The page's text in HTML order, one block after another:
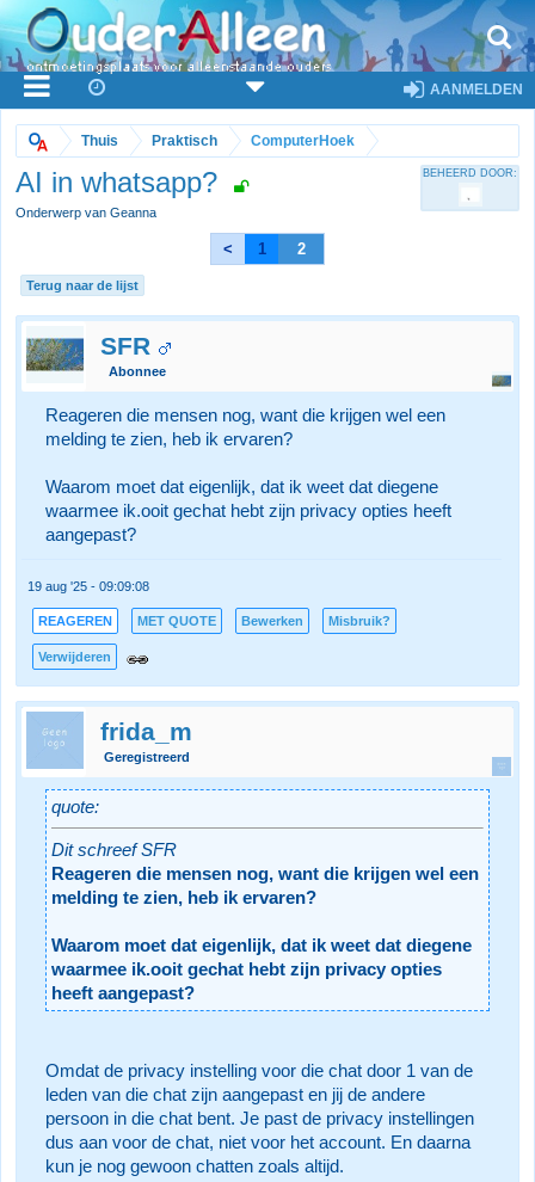
AANMELDEN
Thuis Praktisch ComputerHoek
AI in whatsapp?
Onderwerp van Geanna
BEHEERD DOOR:
< 1 2
Terug naar de lijst
SFR
Abonnee
Reageren die mensen nog, want die krijgen wel een
melding te zien, heb ik ervaren?
Waarom moet dat eigenlijk, dat ik weet dat diegene
waarmee ik.ooit gechat hebt zijn privacy opties heeft
aangepast?
19 aug '25 - 09:09:08
REAGEREN MET QUOTE Bewerken Misbruik?
Verwijderen
frida_m
Geregistreerd
quote:
Dit schreef SFR
Reageren die mensen nog, want die krijgen wel een
melding te zien, heb ik ervaren?
Waarom moet dat eigenlijk, dat ik weet dat diegene
waarmee ik.ooit gechat hebt zijn privacy opties
heeft aangepast?
Omdat de privacy instelling voor die chat door 1 van de
leden van die chat zijn aangepast en jij de andere
persoon in die chat bent. Je past de privacy instellingen
dus aan voor de chat, niet voor het account. En daarna
kun je nog gewoon chatten zoals altijd.